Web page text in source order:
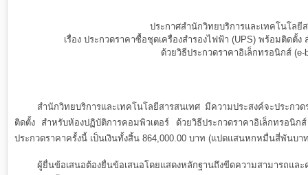
ประกาศสำนักวิทยบริการและเทคโนโลยี
เรื่อง ประกวดราคาซื้อชุดเครื่องสํารองไฟฟ้า (UPS) พร้อมติดตั้
ด้วยวิธีประกวดราคาอิเล็กทรอนิกส์ (e-
สํานักวิทยบริการและเทคโนโลยีสารสนเทศ มีความประสงค์จะประก
ติดตั้ง สําหรับห้องปฏิบัติการคอมพิวเตอร์ ด้วยวิธีประกวดราคาอิเล็กทรอนิ
ประกวดราคาครั้งนี้ เป็นเงินทั้งสิ้น 864,000.00 บาท (แปดแสนหกหมื่นสี่พันบา
ผู้ยื่นข้อเสนอต้องยื่นข้อเสนอโดยแสดงหลักฐานถึงขีดความสามารถแ